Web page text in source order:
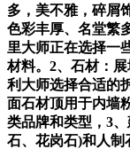
多，美不雅，碎屑
色彩丰厚、名堂繁
里大师正在选择一
材料。2、石材：
利大师选择合适的
面石材顶用于内墙
类品牌和类型，3
石、花岗石)和人制